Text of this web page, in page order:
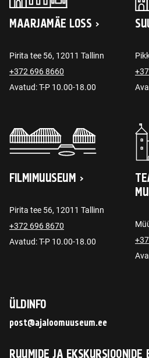
MAARJAMÄE LOSS
Pirita tee 56, 12011 Tallinn
+372 696 8660
Avatud: T-P 10.00-18.00
FILMIMUUSEUM
Pirita tee 56, 12011 Tallinn
+372 696 8670
Avatud: T-P 10.00-18.00
ÜLDINFO
post@ajaloomuuseum.ee
RUUMIDE JA EKSKURSIOONIDE